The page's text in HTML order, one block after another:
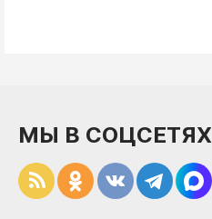
МЫ В СОЦСЕТЯХ